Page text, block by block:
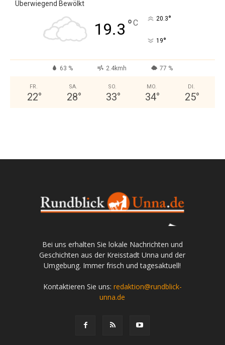
Überwiegend Bewölkt
19.3 °C 20.3°
19°
63 % 2.4kmh 77 %
FR.
22°
SA.
28°
SO.
33°
MO.
34°
DI.
25°
Bei uns erhalten Sie lokale Nachrichten und
Geschichten aus der Kreisstadt Unna und der
Umgebung. Immer frisch und tagesaktuell!
Kontaktieren Sie uns: redaktion@rundblick-
unna.de